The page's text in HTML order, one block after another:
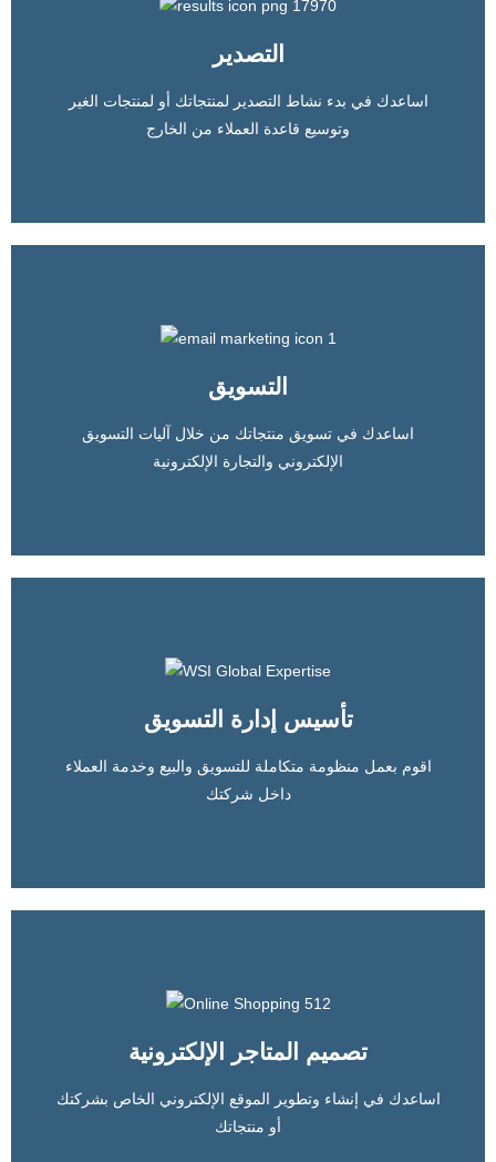
والتصدير من خلال الإنترنت , واساعدك علي التعرف علي طرق
العمل والربح من الإنترنت
المزيد
التصدير
اساعدك في بدء نشاط التصدير لمنتجاتك أو لمنتجات الغير
وتوسيع قاعدة العملاء من الخارج
المزيد
التسويق
اساعدك في تسويق منتجاتك من خلال آليات التسويق
الإلكتروني والتجارة الإلكترونية
اعلمك كيفية عمل خطط تسويق لمنتجاتك او لشركتك حسب
إمكانياتك الحالية وأطور من منظومة العمل لديك
المزيد
تأسيس إدارة التسويق
اقوم بعمل منظومة متكاملة للتسويق والبيع وخدمة العملاء
داخل شركتك
واقوم بتعيين وتدريب مسئولي التسويق والمبيعات لتصبح إدارة
التسويق الإلكتروني ماكينة مبيعات موازية
المزيد
تصميم المتاجر الإلكترونية
اساعدك في إنشاء وتطوير الموقع الإلكتروني الخاص بشركتك
أو منتجاتك